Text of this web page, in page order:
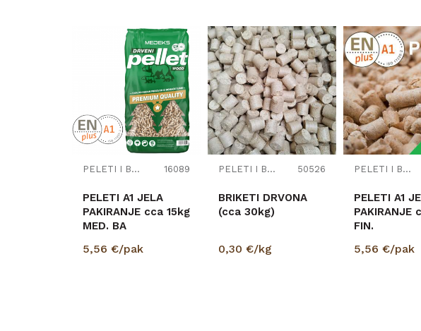
PELETI I BRIKETI 16089
PELETI A1 JELA
PAKIRANJE cca 15kg
MED. BA
5,56 €/pak
PELETI I BRIKETI 50526
BRIKETI DRVONA
(cca 30kg)
0,30 €/kg
PELETI I BRIKETI
PELETI A1
PAKIRANJE
FIN.
5,56 €/pak